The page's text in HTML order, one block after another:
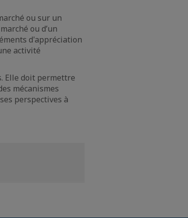
ou sur un
ou d’un
d'appréciation
activité
Elle doit permettre
mécanismes
perspectives à